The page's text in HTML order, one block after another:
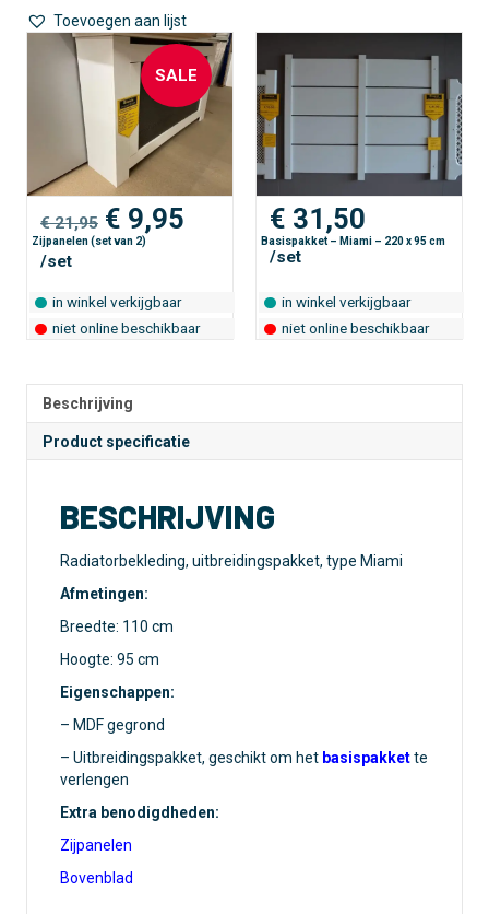
-
110
e
r
a
t
v
:
Toevoegen aan lijst
SALE
€21,95 Oorspronkelijke
prijs
€ 21,95.
€ 9,95 Huidige
/set
Zijpanelen (set van 2)
in winkel verkijgbaar
niet online beschikbaar
€ 31,50
/set
Basispakket – Miami – 220 x 95 cm
in winkel verkijgbaar
niet online beschikbaar
Beschrijving
Product specificatie
BESCHRIJVING
Radiatorbekleding, uitbreidingspakket, type Miami
Afmetingen:
Breedte: 110 cm
Hoogte: 95 cm
Eigenschappen:
– MDF gegrond
– Uitbreidingspakket, geschikt om het basispakkette
verlengen
Extra benodigdheden:
Zijpanelen
Bovenblad